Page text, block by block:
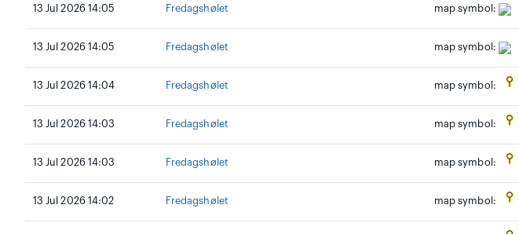
13 Jul 2026 14:05 Fredagshølet map symbol:
13 Jul 2026 14:05 Fredagshølet map symbol:
13 Jul 2026 14:04 Fredagshølet map symbol:
13 Jul 2026 14:03 Fredagshølet map symbol:
13 Jul 2026 14:03 Fredagshølet map symbol:
13 Jul 2026 14:02 Fredagshølet map symbol: